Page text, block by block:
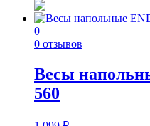
0
0 отзывов
Весы
560